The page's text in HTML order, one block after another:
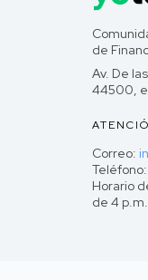
de
Av. De
44500,
Correo:
Horario
de 4